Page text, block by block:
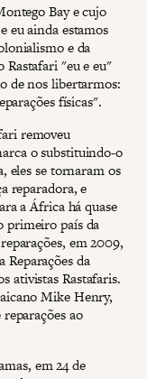
Bay e cujo
eu ainda estamos
e da
Rastafari "eu e eu"
de nos libertarmos:
físicas".
removeu
o substituindo-o
eles se tornaram os
reparadora, e
a África há quase
primeiro país da
em 2009,
Reparações da
ativistas Rastafaris.
Mike Henry,
ao
em 24 de